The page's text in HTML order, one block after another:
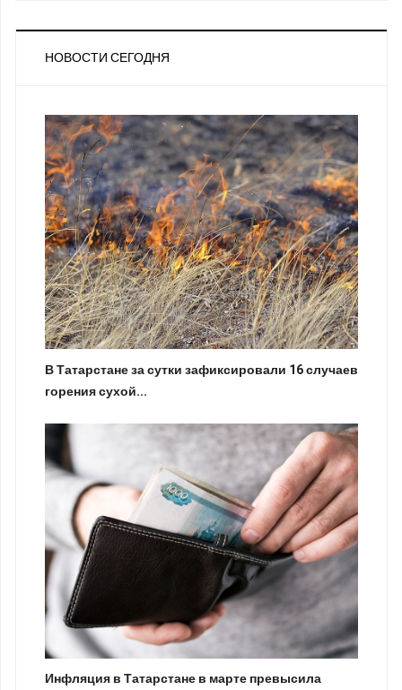
НОВОСТИ СЕГОДНЯ
В Татарстане за сутки зафиксировали 16 случаев
горения сухой...
Инфляция в Татарстане в марте превысила